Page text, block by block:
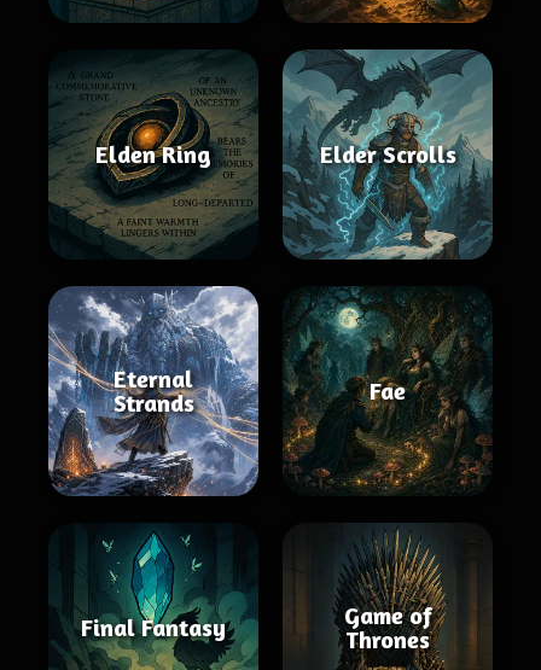
Elden Ring Elder Scrolls
Eternal
Strands
Fae
Final Fantasy
Game of
Thrones